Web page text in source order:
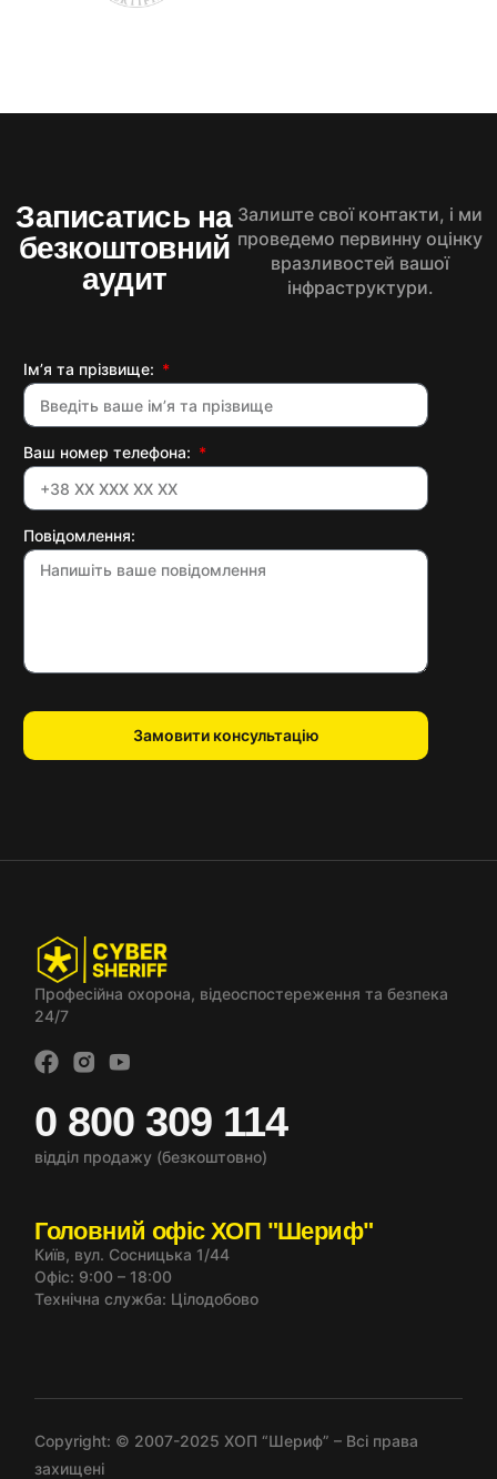
Записатись на
безкоштовний
аудит
Залиште свої контакти, і ми
проведемо первинну оцінку
вразливостей вашої
інфраструктури.
Ім’я та прізвище:
Ваш номер телефона:
Повідомлення:
Замовити консультацію
Професійна охорона, відеоспостереження та безпека
24/7
0 800 309 114
відділ продажу (безкоштовно)
Головний офіс ХОП "Шериф"
Київ, вул. Сосницька 1/44
Офіс: 9:00 – 18:00
Технічна служба: Цілодобово
Copyright: © 2007-2025 ХОП “Шериф” – Всі права
захищені